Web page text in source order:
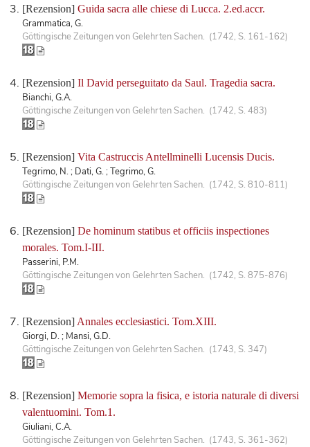
[Rezension] Guida sacra alle chiese di Lucca. 2.ed.accr.
Grammatica, G.
Göttingische Zeitungen von Gelehrten Sachen. (1742, S. 161-162)
[Rezension] Il David perseguitato da Saul. Tragedia sacra.
Bianchi, G.A.
Göttingische Zeitungen von Gelehrten Sachen. (1742, S. 483)
[Rezension] Vita Castruccis Antellminelli Lucensis Ducis.
Tegrimo, N. ; Dati, G. ; Tegrimo, G.
Göttingische Zeitungen von Gelehrten Sachen. (1742, S. 810-811)
[Rezension] De hominum statibus et officiis inspectiones
morales. Tom.I-III.
Passerini, P.M.
Göttingische Zeitungen von Gelehrten Sachen. (1742, S. 875-876)
[Rezension] Annales ecclesiastici. Tom.XIII.
Giorgi, D. ; Mansi, G.D.
Göttingische Zeitungen von Gelehrten Sachen. (1743, S. 347)
[Rezension] Memorie sopra la fisica, e istoria naturale di diversi
valentuomini. Tom.1.
Giuliani, C.A.
Göttingische Zeitungen von Gelehrten Sachen. (1743, S. 361-362)